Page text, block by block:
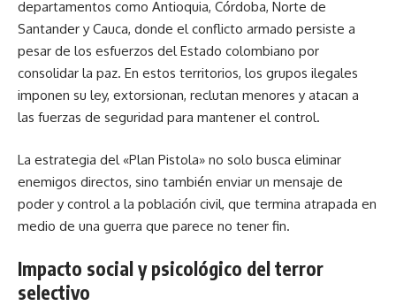
departamentos como Antioquia, Córdoba, Norte de
Santander y Cauca, donde el conflicto armado persiste a
pesar de los esfuerzos del Estado colombiano por
consolidar la paz. En estos territorios, los grupos ilegales
imponen su ley, extorsionan, reclutan menores y atacan a
las fuerzas de seguridad para mantener el control.
La estrategia del «Plan Pistola» no solo busca eliminar
enemigos directos, sino también enviar un mensaje de
poder y control a la población civil, que termina atrapada en
medio de una guerra que parece no tener fin.
Impacto social y psicológico del terror
selectivo